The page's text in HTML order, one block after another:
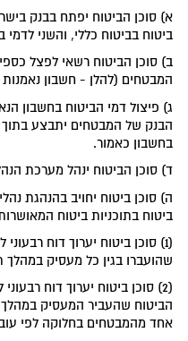
א) סוכן הביטוח יפתח בבנק
ביטוח בביטוח כללי, והשני לדמי
ב) סוכן הביטוח רשאי לפצל
המבטחים (להלן - חשבון
ג) פיצול דמי הביטוח בחשבון
הבנק של המבטחים יתבצע
בחשבון כאמור.
ד) סוכן הביטוח ינהל מערכת
ה) סוכן ביטוח יחויב בהנהגת
ביטוח בתוכניות ביטוח
(1) סוכן ביטוח יערוך דוח
שהועברו בגין כל מעסיק
(2) סוכן ביטוח יערוך דוח
הביטוח שהעביר המעסיק
אחד מהמבטחים בחלוקה לפי